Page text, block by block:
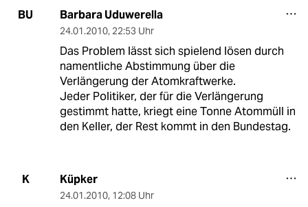
BU Barbara Uduwerella
24.01.2010, 22:53 Uhr
Das Problem lässt sich spielend lösen durch
namentliche Abstimmung über die
Verlängerung der Atomkraftwerke.
Jeder Politiker, der für die Verlängerung
gestimmt hatte, kriegt eine Tonne Atommüll in
den Keller, der Rest kommt in den Bundestag.
K Küpker
24.01.2010, 12:08 Uhr